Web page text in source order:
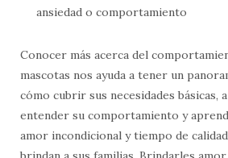
ansiedad o comportamiento
Conocer más acerca del
mascotas nos ayuda a tener un
cómo cubrir sus necesidades básicas,
entender su comportamiento y
amor incondicional y tiempo de